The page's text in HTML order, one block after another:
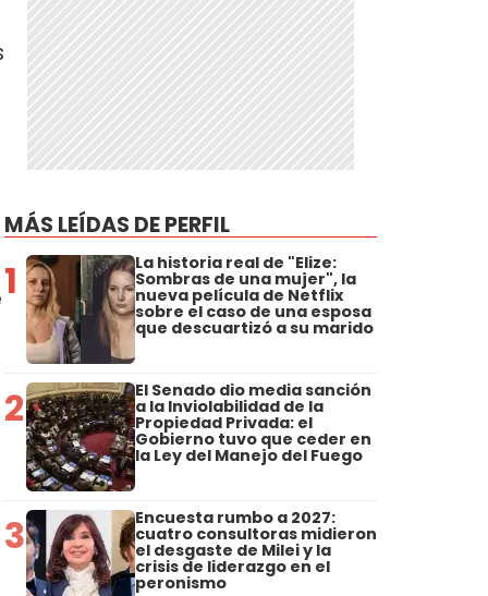
MÁS LEÍDAS DE PERFIL
1 La historia real de "Elize:
Sombras de una mujer", la
nueva película de Netflix
sobre el caso de una esposa
que descuartizó a su marido
2 El Senado dio media sanción
a la Inviolabilidad de la
Propiedad Privada: el
Gobierno tuvo que ceder en
la Ley del Manejo del Fuego
3 Encuesta rumbo a 2027:
cuatro consultoras midieron
el desgaste de Milei y la
crisis de liderazgo en el
peronismo